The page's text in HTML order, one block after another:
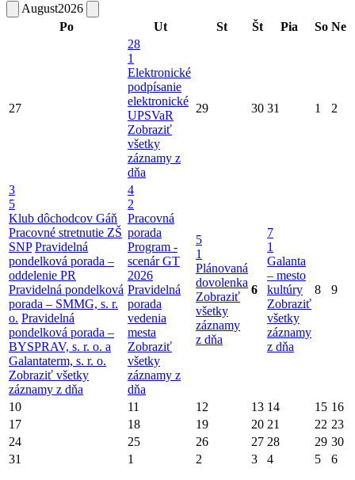
August2026
Po
Ut St Št Pia So Ne
27
28
1
Elektronické
podpísanie
elektronické
UPSVaR
Zobraziť
všetky
záznamy z
dňa
29 30 31 1 2
3
5
Klub dôchodcov Gáň
Pracovné stretnutie ZŠ
SNP Pravidelná
pondelková porada –
oddelenie PR
Pravidelná pondelková
porada – SMMG, s. r.
o. Pravidelná
pondelková porada –
BYSPRAV, s. r. o. a
Galantaterm, s. r. o.
Zobraziť všetky
záznamy z dňa
4
2
Pracovná
porada
Program -
scenár GT
2026
Pravidelná
porada
vedenia
mesta
Zobraziť
všetky
záznamy z
dňa
5
1
Plánovaná
dovolenka
Zobraziť
všetky
záznamy
z dňa
6
7
1
Galanta
– mesto
kultúry
Zobraziť
všetky
záznamy
z dňa
8 9
10 11 12 13 14 15 16
17
18 19 20 21 22 23
24
25 26 27 28 29 30
31
1 2 3 4 5 6